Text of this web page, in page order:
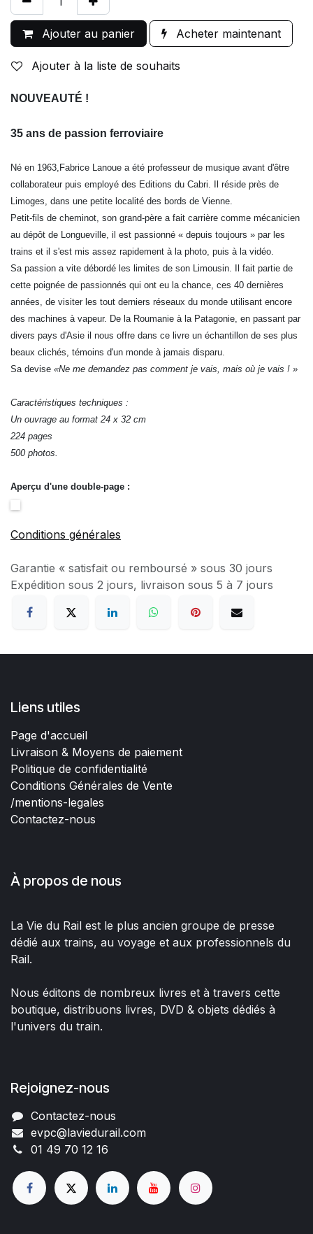
Ajouter au panier Acheter maintenant
Ajouter à la liste de souhaits
NOUVEAUTÉ !
35 ans de passion ferroviaire
Né en 1963,Fabrice Lanoue a été professeur de musique avant d'être
collaborateur puis employé des Editions du Cabri. Il réside près de
Limoges, dans une petite localité des bords de Vienne.
Petit-fils de cheminot, son grand-père a fait carrière comme mécanicien
au dépôt de Longueville, il est passionné « depuis toujours » par les
trains et il s'est mis assez rapidement à la photo, puis à la vidéo.
Sa passion a vite débordé les limites de son Limousin. Il fait partie de
cette poignée de passionnés qui ont eu la chance, ces 40 dernières
années, de visiter les tout derniers réseaux du monde utilisant encore
des machines à vapeur. De la Roumanie à la Patagonie, en passant par
divers pays d'Asie il nous offre dans ce livre un échantillon de ses plus
beaux clichés, témoins d'un monde à jamais disparu.
Sa devise «Ne me demandez pas comment je vais, mais où je vais ! »
Caractéristiques techniques :
Un ouvrage au format 24 x 32 cm
224 pages
500 photos.
Aperçu d'une double-page :
Conditions générales
Garantie « satisfait ou remboursé » sous 30 jours
Expédition sous 2 jours, livraison sous 5 à 7 jours
Liens utiles
Page d'accueil
Livraison & Moyens de paiement
Politique de confidentialité
Conditions Générales de Vente
/mentions-legales
Contactez-nous
À propos de nous
La Vie du Rail est le plus ancien groupe de presse
dédié aux trains, au voyage et aux professionnels du
Rail.
Nous éditons de nombreux livres et à travers cette
boutique, distribuons livres, DVD & objets dédiés à
l'univers du train.
Rejoignez-nous
Contactez-nous
evpc@laviedurail.com
01 49 70 12 16